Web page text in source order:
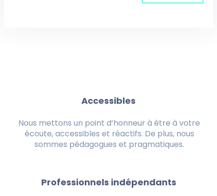
Accessibles
Nous mettons un point d’honneur à être à votre
écoute, accessibles et réactifs. De plus, nous
sommes pédagogues et pragmatiques.
Professionnels indépendants